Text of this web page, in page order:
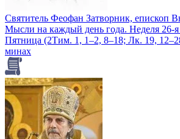
Святитель Феофан Затворник, епископ
Мысли на каждый день года. Неделя 26-
Пятница (2Тим. 1, 1–2, 8–18; Лк. 19,
минах